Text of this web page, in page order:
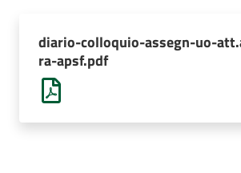
diario-colloquio-assegn-uo-
ra-apsf.pdf